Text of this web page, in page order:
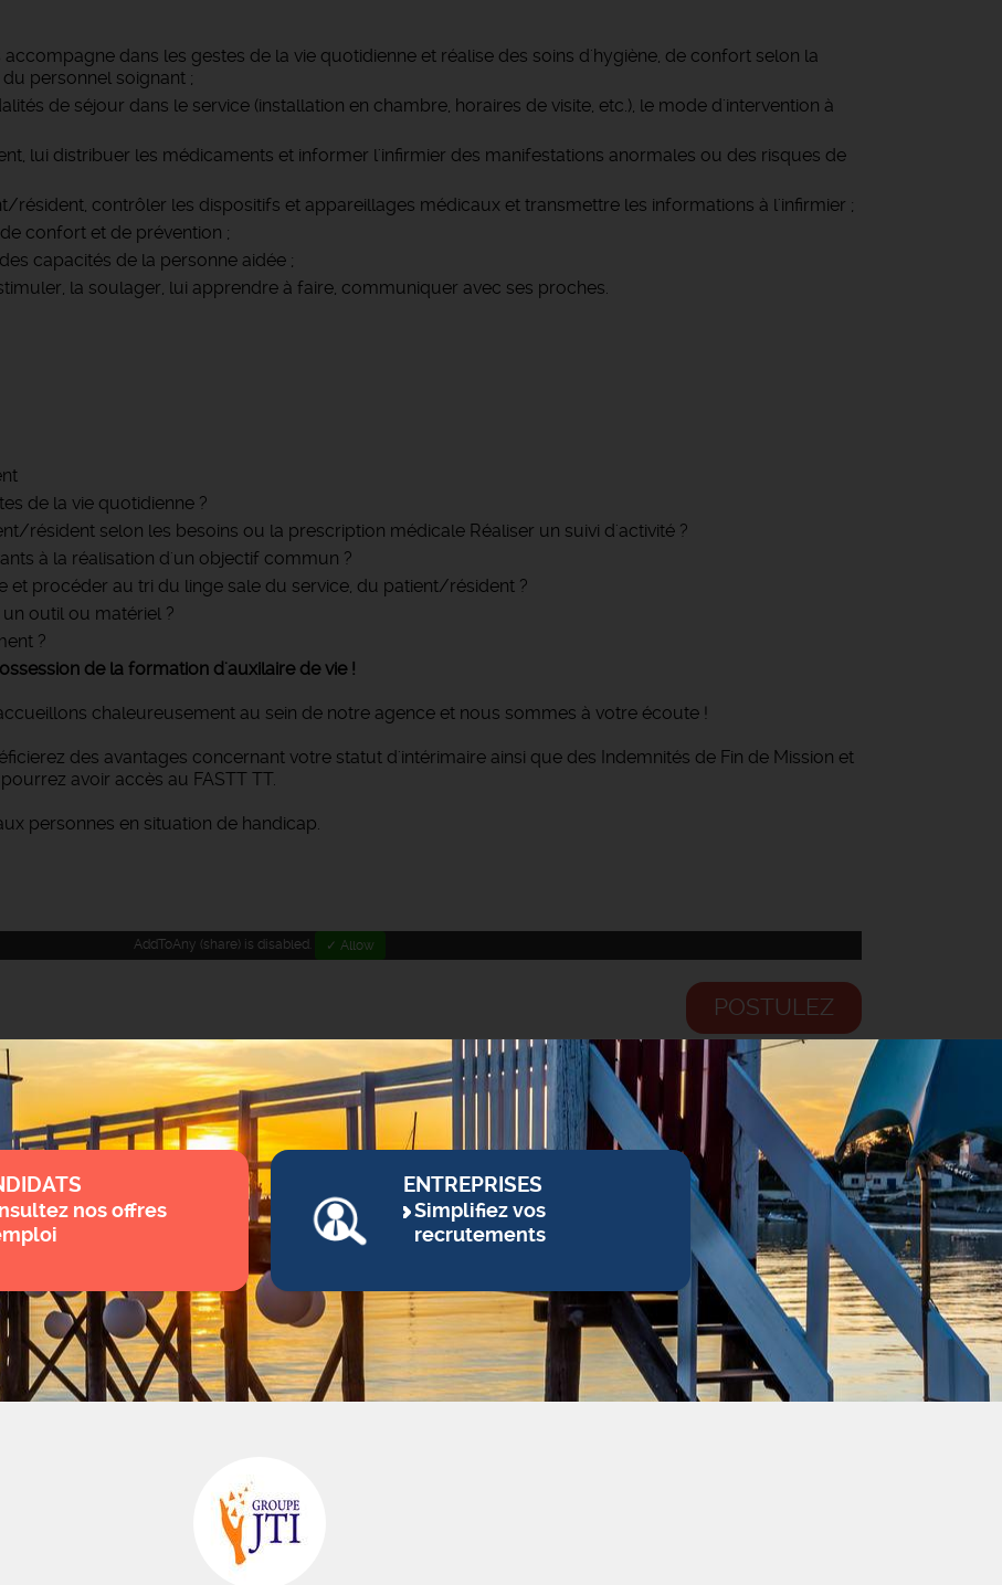
dans les gestes de la vie quotidienne et réalise des soins d'hygiène, de confort selon la
personnel soignant ;
de séjour dans le service (installation en chambre, horaires de visite, etc.), le mode d'intervention à
lui distribuer les médicaments et informer l'infirmier des manifestations anormales ou des risques de
résident, contrôler les dispositifs et appareillages médicaux et transmettre les informations à l'infirmier ;
confort et de prévention ;
capacités de la personne aidée ;
la soulager, lui apprendre à faire, communiquer avec ses proches.
de la vie quotidienne ?
résident selon les besoins ou la prescription médicale Réaliser un suivi d'activité ?
à la réalisation d'un objectif commun ?
et procéder au tri du linge sale du service, du patient/résident ?
outil ou matériel ?
?
de la formation d'auxilaire de vie !
chaleureusement au sein de notre agence et nous sommes à votre écoute !
des avantages concernant votre statut d'intérimaire ainsi que des Indemnités de Fin de Mission et
avoir accès au FASTT TT.
personnes en situation de handicap.
AddToAny (share) is disabled. ✓ Allow
POSTULEZ
nos offres
ENTREPRISES
Simplifiez vos
recrutements